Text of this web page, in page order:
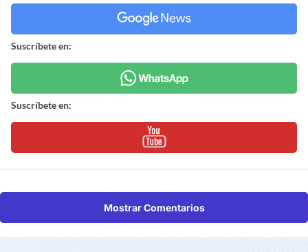
Suscríbete en:
Suscríbete en:
Mostrar Comentarios